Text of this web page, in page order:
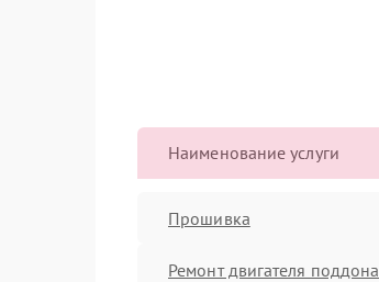
Наименование услуги
Прошивка
Ремонт двигателя поддона